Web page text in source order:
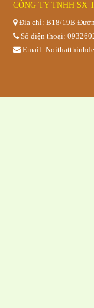
Quầy pha
CÔNG TY TNHH SX
Địa chỉ: B18/19B
Số điện thoại:
Email: